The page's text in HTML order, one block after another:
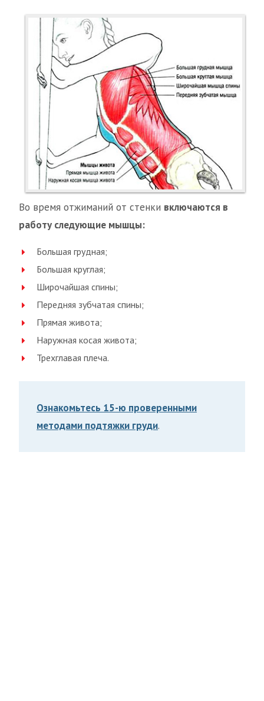
Во время отжиманий от стенки включаются в
работу следующие мышцы:
Большая грудная;
Большая круглая;
Широчайшая спины;
Передняя зубчатая спины;
Прямая живота;
Наружная косая живота;
Трехглавая плеча.
Ознакомьтесь 15-ю проверенными
методами подтяжки груди.